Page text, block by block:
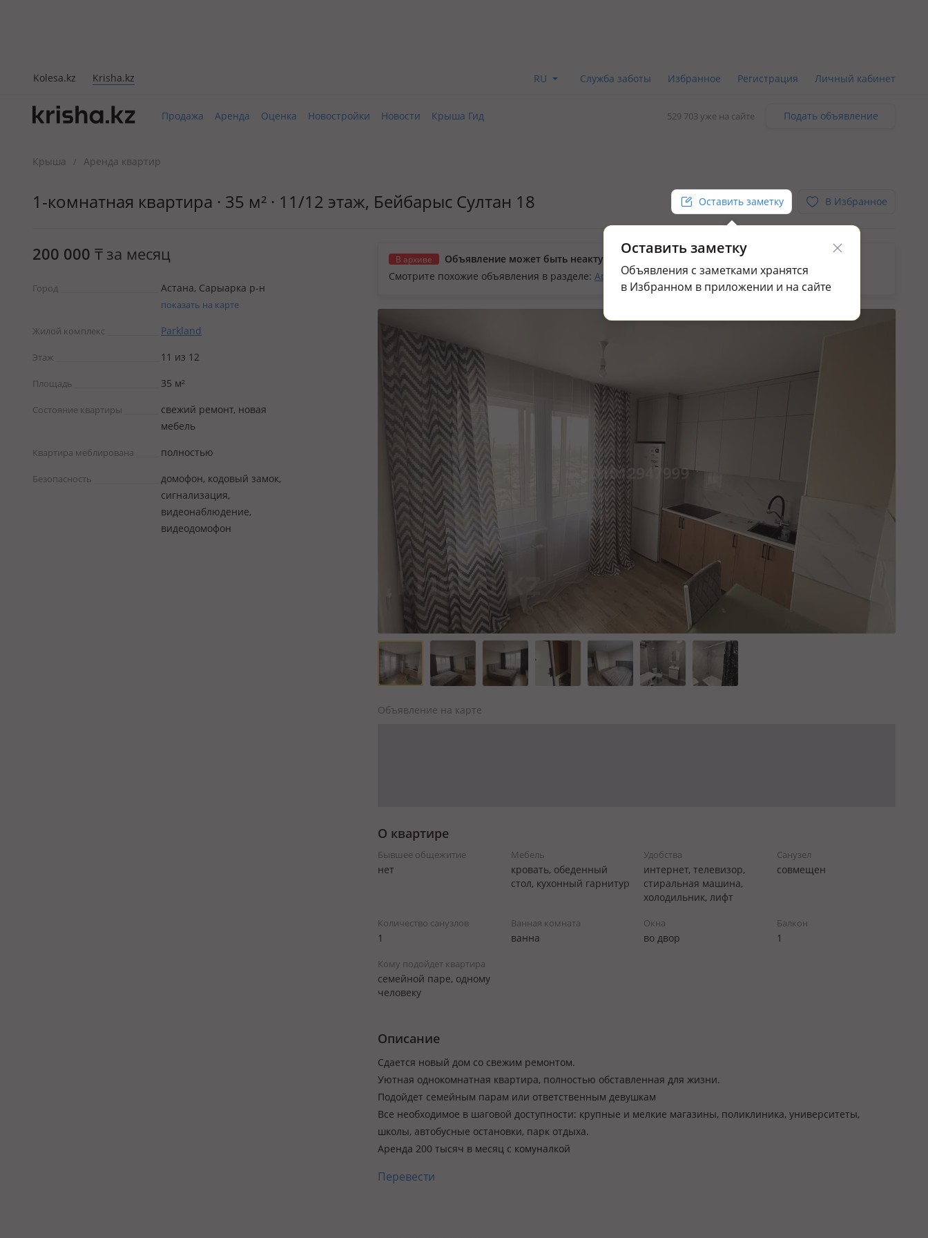
Kolesa.kz Krisha.kz RU Служба заботы Избранное Регистрация Личный кабинет
Продажа Аренда Оценка Новостройки Новости Крыша Гид 529 703 уже на сайте Подать объявление
Крыша / Аренда квартир
1-комнатная квартира · 35 м² · 11/12 этаж, Бейбарыс Султан 18 Оставить заметку
Оставить заметку
Объявления с заметками хранятся
в Избранном в приложении и на сайте
В Избранное
200 000 ₸ за месяц
Город Астана, Сарыарка р-н
показать на карте
Жилой комплекс Parkland
Этаж 11 из 12
Площадь 35 м²
Состояние квартиры
свежий ремонт, новая
мебель
Квартира меблирована полностью
Безопасность
домофон, кодовый замок,
сигнализация,
видеонаблюдение,
видеодомофон
В архиве
Объявление может быть неактуальным.
Смотрите похожие объявления в разделе: Аренда квартир в Сарыарка р-н
Объявление на карте
О квартире
Бывшее общежитие
нет
Мебель
кровать, обеденный
стол, кухонный гарнитур
Удобства
интернет, телевизор,
стиральная машина,
холодильник, лифт
Санузел
совмещен
Количество санузлов
1
Ванная комната
ванна
Окна
во двор
Балкон
1
Кому подойдет квартира
семейной паре, одному
человеку
Описание
Сдается новый дом со свежим ремонтом.
Уютная однокомнатная квартира, полностью обставленная для жизни.
Подойдет семейным парам или ответственным девушкам
Все необходимое в шаговой доступности: крупные и мелкие магазины, поликлиника, университеты,
школы, автобусные остановки, парк отдыха.
Аренда 200 тысяч в месяц с комуналкой
Перевести